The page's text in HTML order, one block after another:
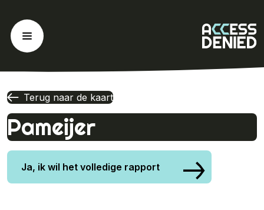
naar
inhoud
Terug naar de kaart
Pameijer
Ja, ik wil het volledige rapport